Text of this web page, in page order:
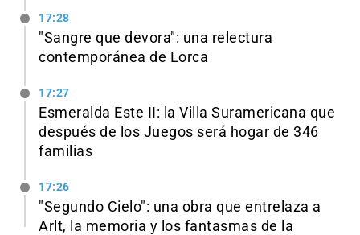
17:28
"Sangre que devora": una relectura
contemporánea de Lorca
17:27
Esmeralda Este II: la Villa Suramericana que
después de los Juegos será hogar de 346
familias
17:26
"Segundo Cielo": una obra que entrelaza a
Arlt, la memoria y los fantasmas de la